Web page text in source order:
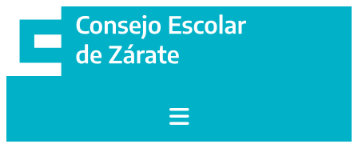
contenido